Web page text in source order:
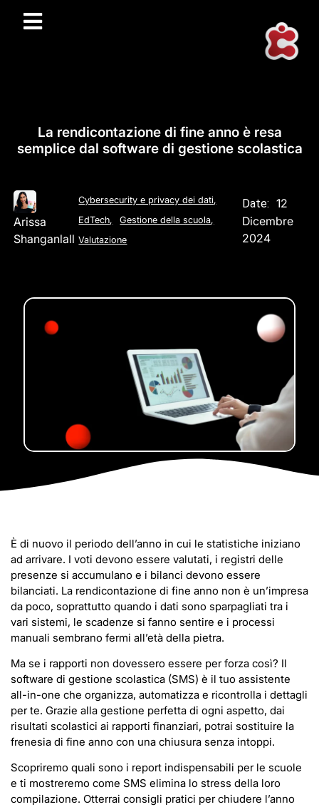
La rendicontazione di fine anno è resa
semplice dal software di gestione scolastica
Arissa
Shanganlall
Cybersecurity e privacy dei dati,
EdTech, Gestione della scuola,
Valutazione
Date: 12
Dicembre
2024
È di nuovo il periodo dell’anno in cui le statistiche iniziano
ad arrivare. I voti devono essere valutati, i registri delle
presenze si accumulano e i bilanci devono essere
bilanciati. La rendicontazione di fine anno non è un’impresa
da poco, soprattutto quando i dati sono sparpagliati tra i
vari sistemi, le scadenze si fanno sentire e i processi
manuali sembrano fermi all’età della pietra.
Ma se i rapporti non dovessero essere per forza così? Il
software di gestione scolastica (SMS) è il tuo assistente
all-in-one che organizza, automatizza e ricontrolla i dettagli
per te. Grazie alla gestione perfetta di ogni aspetto, dai
risultati scolastici ai rapporti finanziari, potrai sostituire la
frenesia di fine anno con una chiusura senza intoppi.
Scopriremo quali sono i report indispensabili per le scuole
e ti mostreremo come SMS elimina lo stress della loro
compilazione. Otterrai consigli pratici per chiudere l’anno